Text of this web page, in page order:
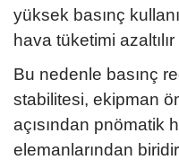
yüksek basınç
hava tüketimi azaltılır
Bu nedenle basınç
stabilitesi, ekipman
açısından pnömatik
elemanlarından